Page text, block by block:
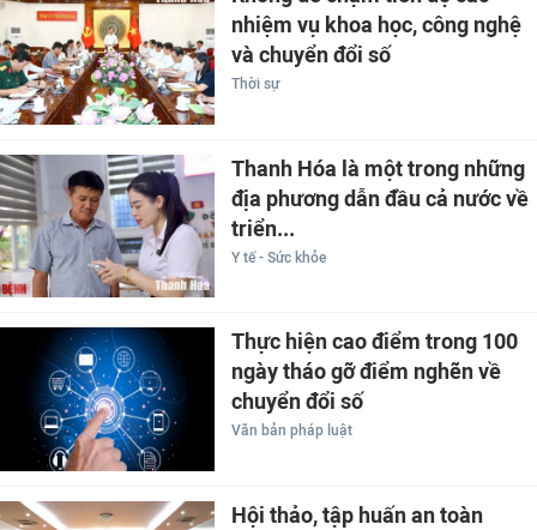
nhiệm vụ khoa học, công nghệ
và chuyển đổi số
Thời sự
Thanh Hóa là một trong những
địa phương dẫn đầu cả nước về
triển...
Y tế - Sức khỏe
Thực hiện cao điểm trong 100
ngày tháo gỡ điểm nghẽn về
chuyển đổi số
Văn bản pháp luật
Hội thảo, tập huấn an toàn